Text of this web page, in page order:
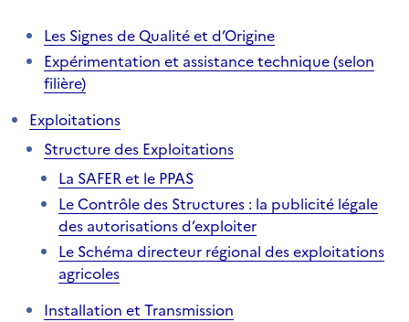
Les Signes de Qualité et d’Origine
Expérimentation et assistance technique (selon
filière)
Exploitations
Structure des Exploitations
La SAFER et le PPAS
Le Contrôle des Structures : la publicité légale
des autorisations d’exploiter
Le Schéma directeur régional des exploitations
agricoles
Installation et Transmission